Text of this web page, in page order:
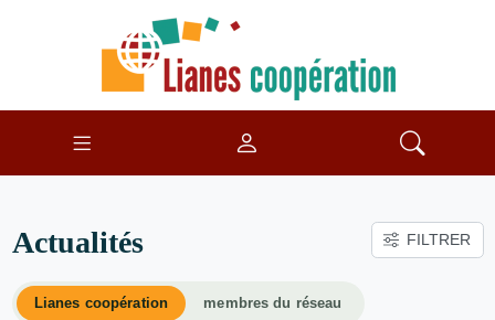
Actualités FILTRER
Lianes coopération membres du réseau